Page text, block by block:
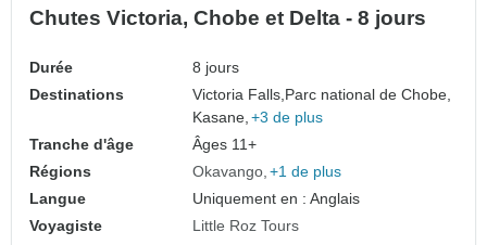
Chutes Victoria, Chobe et Delta - 8 jours
Durée
8 jours
Destinations
Victoria Falls, Parc national de Chobe,
Kasane, +3 de plus
Tranche d'âge
Âges 11+
Régions
Okavango +1 de plus
Langue
Uniquement en : Anglais
Voyagiste
Little Roz Tours